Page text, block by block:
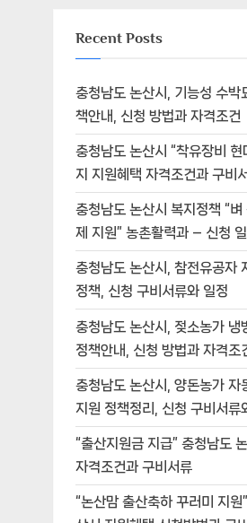
Recent Posts
충청남도 논산시, 기능성 수박
책안내, 신청 방법과 자격조건
충청남도 논산시 “착유장비 현
지 지원혜택 자격조건과 구비
충청남도 논산시 복지정책 “벼
제 지원” 농촌활력과 – 신청
충청남도 논산시, 참전유공자
정책, 신청 구비서류와 일정
충청남도 논산시, 젖소농가 냉
정책안내, 신청 방법과 자격조
충청남도 논산시, 양돈농가 자
지원 정책정리, 신청 구비서류
“출산지원금 지급” 충청남도
자격조건과 구비서류
“논산맘 출산축하 꾸러미 지원